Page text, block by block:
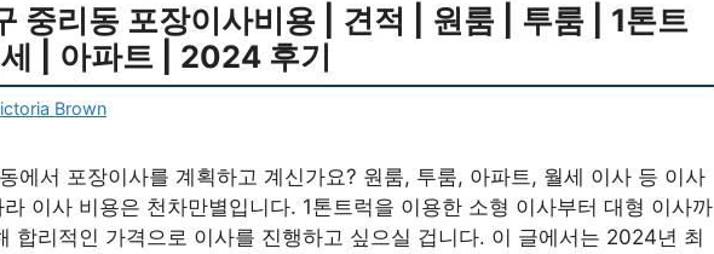
중리동 포장이사비용 | 견적 | 원룸 | 투룸 | 1톤트
| 아파트 | 2024 후기
Brown
에서 포장이사를 계획하고 계신가요? 원룸, 투룸, 아파트, 월세 이사 등 이사
이사 비용은 천차만별입니다. 1톤트럭을 이용한 소형 이사부터 대형 이사까
합리적인 가격으로 이사를 진행하고 싶으실 겁니다. 이 글에서는 2024년 최